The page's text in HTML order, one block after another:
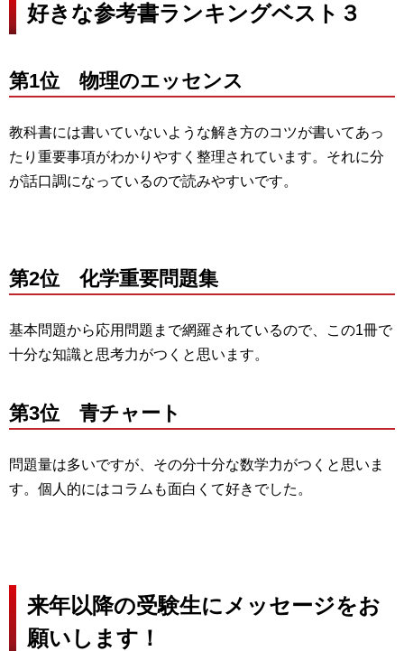
好きな参考書ランキングベスト３
第1位 物理のエッセンス
教科書には書いていないような解き方のコツが書いてあっ
たり重要事項がわかりやすく整理されています。それに分
が話口調になっているので読みやすいです。
第2位 化学重要問題集
基本問題から応用問題まで網羅されているので、この1冊で
十分な知識と思考力がつくと思います。
第3位 青チャート
問題量は多いですが、その分十分な数学力がつくと思いま
す。個人的にはコラムも面白くて好きでした。
来年以降の受験生にメッセージをお
願いします！